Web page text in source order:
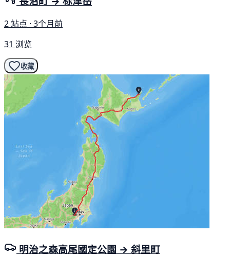
2 站点 · 3个月前
31 浏览
收藏
明治之森高尾國定公園 → 斜里町